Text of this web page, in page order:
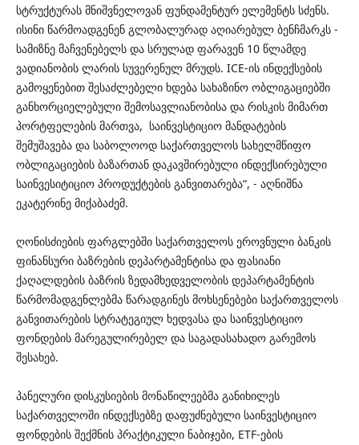
სტრუქტურას მნიშვნელოვან ფუნდამენტურ ელემენტს სძენს.
ისინი წარმოადგენენ გლობალურად აღიარებულ ბენჩმარკს -
სამიზნე მაჩვენებელს და სრულად ფარავენ 10 წლამდე
ვადიანობის ლარის სუვერენულ მრუდს. ICE-ის ინდექსების
გამოყენებით შესაძლებელი ხდება სახაზინო ობლიგაციებში
განხორციელებული შემოსავლიანობისა და რისკის მიმართ
პორტფელების მართვა, საინვესტიციო მანდატების
შემუშავება და საბოლოოდ საქართველოს სახელმწიფო
ობლიგაციების ბაზართან დაკავშირებული ინდექსირებული
საინვესიტიციო პროდუქტების განვითარება“, - აღნიშნა
ეკატერინე მიქაბაძემ.
ღონისძიების ფარგლებში საქართველოს ეროვნული ბანკის
ფინანსური ბაზრების დეპარტამენტისა და ფასიანი
ქაღალდების ბაზრის ზედამხედველობის დეპარტამენტის
წარმომადგენლებმა წარადგინეს მოხსენებები საქართველოს
განვითარების სტრატეგიულ ხედვასა და საინვესტიციო
ფონდების მარეგულირებელ და საგადასახადო გარემოს
შესახებ.
პანელური დისკუსიების მონაწილეებმა განიხილეს
საქართველოში ინდექსებზე დაფუძნებული საინვესტიციო
ფონდების შექმნის პრაქტიკული ნაბიჯები, ETF-ების